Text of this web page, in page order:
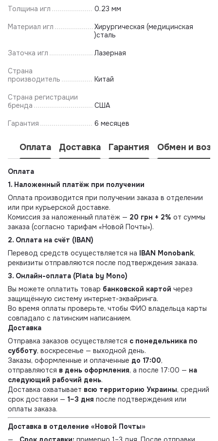
Толщина игл 0.23 мм
Материал игл
Хирургическая (медицинская
)сталь
Заточка игл Лазерная
Страна
производитель
Китай
Страна регистрации
бренда
США
Гарантия 6 месяцев
Оплата Доставка Гарантия Обмен и
Оплата
1. Наложенный платёж при получении
Оплата производится при получении заказа в отделении
или при курьерской доставке.
Комиссия за наложенный платёж — 20 грн + 2% от суммы
заказа (согласно тарифам «Новой Почты»).
2. Оплата на счёт (IBAN)
Перевод средств осуществляется на
IBAN Monobank,
реквизиты отправляются после подтверждения заказа.
3. Онлайн-оплата (Plata by Mono)
Вы можете оплатить товар банковской картой через
защищённую систему интернет-эквайринга.
Во время оплаты проверьте, чтобы ФИО владельца карты
совпадало с латинским написанием.
Доставка
Отправка заказов осуществляется с понедельника по
субботу, воскресенье — выходной день.
Заказы, оформленные и оплаченные до 17:00,
отправляются в день оформления, а после 17:00 — на
следующий рабочий день.
Доставка охватывает всю территорию Украины, средний
срок доставки — 1–3 дня после подтверждения или
оплаты заказа.
Доставка в отделение «Новой Почты»